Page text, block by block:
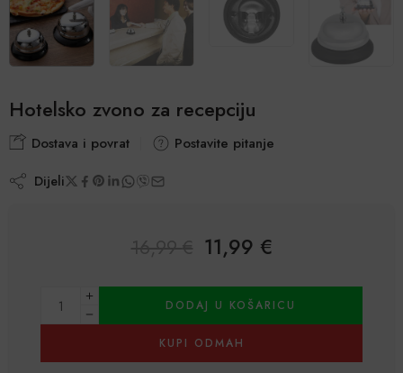
Hotelsko zvono za recepciju
Dostava i povrat Postavite pitanje
Dijeli
11,99 €
DODAJ U KOŠARICU
KUPI ODMAH
Alternative: